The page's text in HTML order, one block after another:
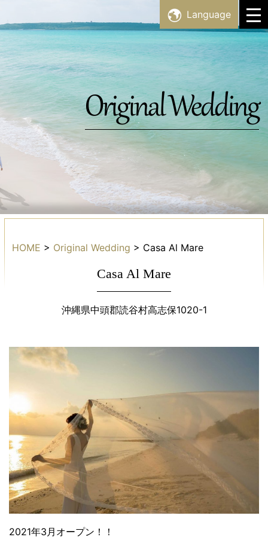
to
content
Facility List
Topics
Language
Original Wedding
HOME > Original Wedding > Casa Al Mare
Casa Al Mare
沖縄県中頭郡読谷村高志保1020-1
2021年3月オープン！！